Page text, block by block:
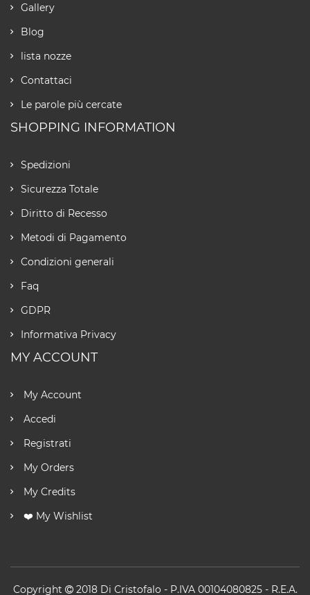
Gallery
Blog
lista nozze
Contattaci
Le parole più cercate
SHOPPING INFORMATION
Spedizioni
Sicurezza Totale
Diritto di Recesso
Metodi di Pagamento
Condizioni generali
Faq
GDPR
Informativa Privacy
MY ACCOUNT
My Account
Accedi
Registrati
My Orders
My Credits
❤️ My Wishlist
Copyright 2018 Di Cristofalo - P.IVA 00104080825 - R.E.A.